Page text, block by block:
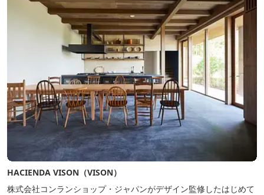
HACIENDA VISON（VISON）
株式会社コンランショップ・ジャパンがデザイン監修したはじめて